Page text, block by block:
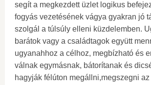
segít a megkezdett üzlet logikus
fogyás vezetésének vágya gyakran jó
szolgál a túlsúly elleni küzdelemben.
barátok vagy a családtagok együtt
ugyanahhoz a célhoz, megbízható és
válnak egymásnak, bátorítanak és
hagyják félúton megállni,megszegni